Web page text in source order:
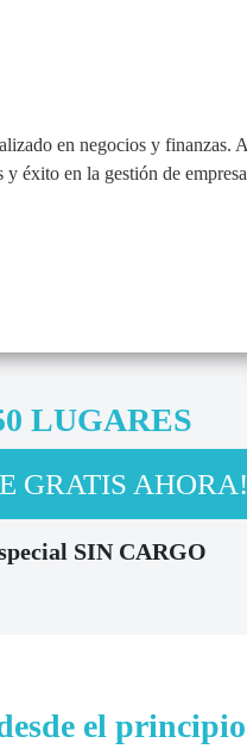
en negocios y
éxito en la gestión de
LUGARES
GRATIS AHORA!
SIN CARGO
el principio